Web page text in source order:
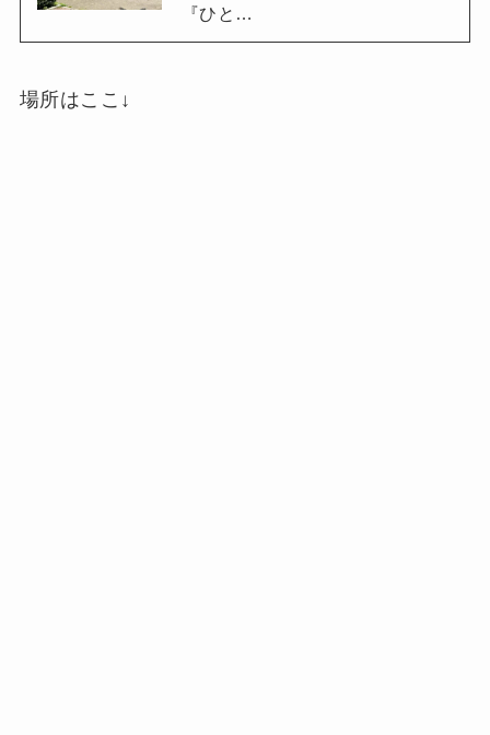
『ひと…
場所はここ↓